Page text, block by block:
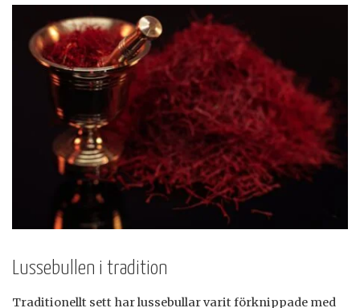
Lussebullen i tradition
Traditionellt sett har lussebullar varit förknippade med